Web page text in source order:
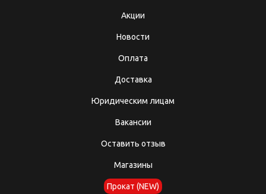
Акции
Новости
Оплата
Доставка
Юридическим лицам
Вакансии
Оставить отзыв
Магазины
Прокат (NEW)